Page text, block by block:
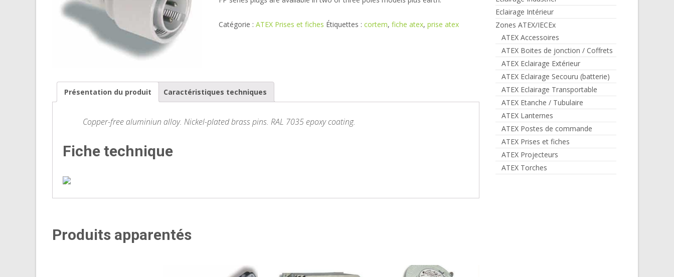
Catégorie :ATEX Prises et fiches Étiquettes :cortem,fiche atex,prise atex
Présentation du produit Caractéristiques techniques
Copper-free aluminiun alloy. Nickel-plated brass pins. RAL 7035 epoxy coating.
Fiche technique
Produits apparentés
Eclairage Intérieur
Zones ATEX/IECEx
ATEX Accessoires
ATEX Boites de jonction / Coffrets
ATEX Eclairage Extérieur
ATEX Eclairage Secouru (batterie)
ATEX Eclairage Transportable
ATEX Etanche / Tubulaire
ATEX Lanternes
ATEX Postes de commande
ATEX Prises et fiches
ATEX Projecteurs
ATEX Torches